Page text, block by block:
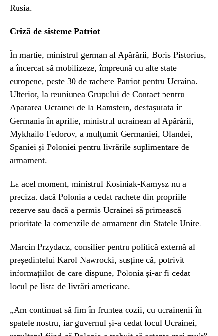
Rusia.
Criză de sisteme Patriot
În martie, ministrul german al Apărării, Boris Pistorius,
a încercat să mobilizeze, împreună cu alte state
europene, peste 30 de rachete Patriot pentru Ucraina.
Ulterior, la reuniunea Grupului de Contact pentru
Apărarea Ucrainei de la Ramstein, desfășurată în
Germania în aprilie, ministrul ucrainean al Apărării,
Mykhailo Fedorov, a mulțumit Germaniei, Olandei,
Spaniei și Poloniei pentru livrările suplimentare de
armament.
La acel moment, ministrul Kosiniak-Kamysz nu a
precizat dacă Polonia a cedat rachete din propriile
rezerve sau dacă a permis Ucrainei să primească
prioritate la comenzile de armament din Statele Unite.
Marcin Przydacz, consilier pentru politică externă al
președintelui Karol Nawrocki, susține că, potrivit
informațiilor de care dispune, Polonia și-ar fi cedat
locul pe lista de livrări americane.
„Am continuat să fim în fruntea cozii, cu ucrainenii în
spatele nostru, iar guvernul și-a cedat locul Ucrainei,